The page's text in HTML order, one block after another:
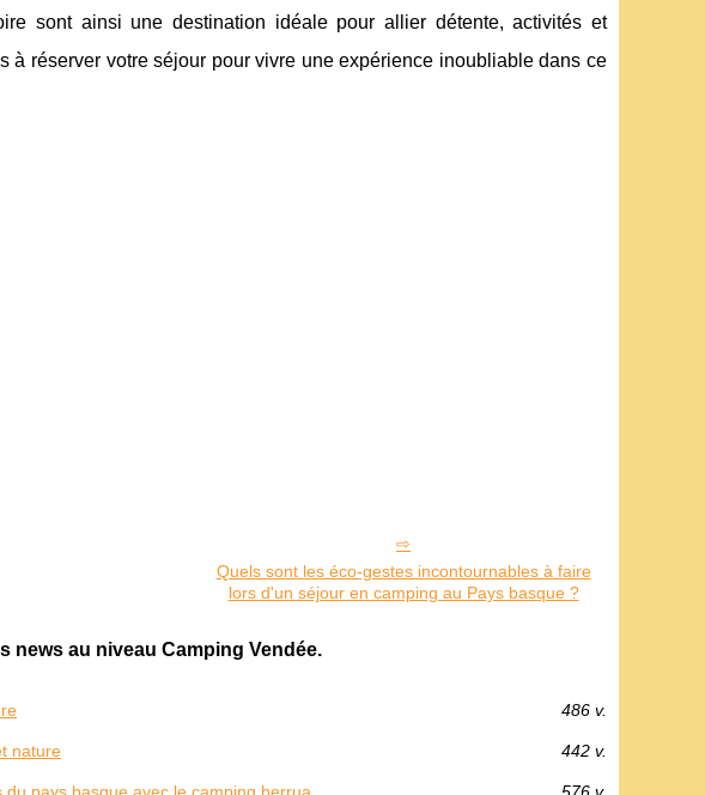
sont ainsi une destination idéale pour allier détente, activités et
à réserver votre séjour pour vivre une expérience inoubliable dans ce
Quels sont les éco-gestes incontournables à faire
lors d'un séjour en camping au Pays basque ?
news au niveau Camping Vendée.
486 v.
nature 442 v.